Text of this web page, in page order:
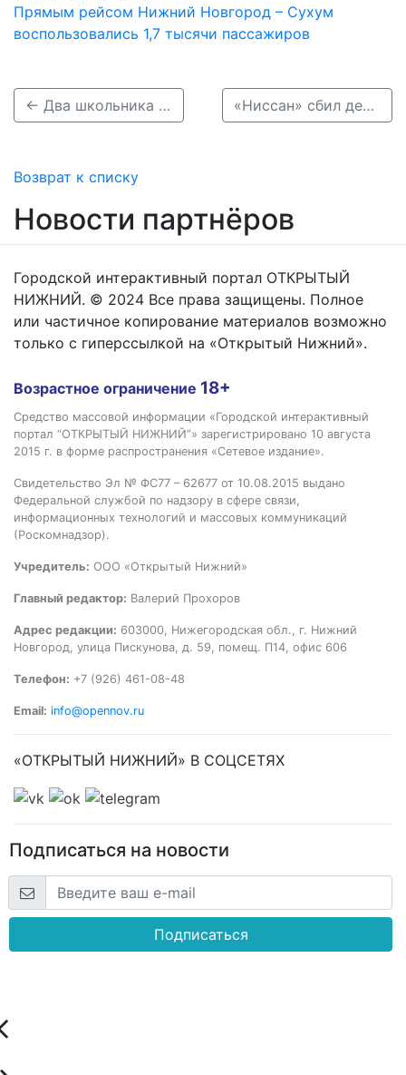
Прямым рейсом Нижний Новгород – Сухум
воспользовались 1,7 тысячи пассажиров
← Два школьника попали под колеса авто в Нижнем Новгороде 9 апреля «Ниссан» сбил девочку на переходе в Нижнем Новгороде: видео →
Возврат к списку
Новости партнёров
Городской интерактивный портал ОТКРЫТЫЙ
НИЖНИЙ. © 2024 Все права защищены. Полное
или частичное копирование материалов возможно
только с гиперссылкой на «Открытый Нижний».
Возрастное ограничение 18+
Средство массовой информации «Городской интерактивный
портал “ОТКРЫТЫЙ НИЖНИЙ”» зарегистрировано 10 августа
2015 г. в форме распространения «Сетевое издание».
Свидетельство Эл № ФС77 – 62677 от 10.08.2015 выдано
Федеральной службой по надзору в сфере связи,
информационных технологий и массовых коммуникаций
(Роскомнадзор).
Учредитель: ООО «Открытый Нижний»
Главный редактор: Валерий Прохоров
Адрес редакции: 603000, Нижегородская обл., г. Нижний
Новгород, улица Пискунова, д. 59, помещ. П14, офис 606
Телефон: +7 (926) 461-08-48
Email: info@opennov.ru
«ОТКРЫТЫЙ НИЖНИЙ» В СОЦСЕТЯХ
Подписаться на новости
Подписаться